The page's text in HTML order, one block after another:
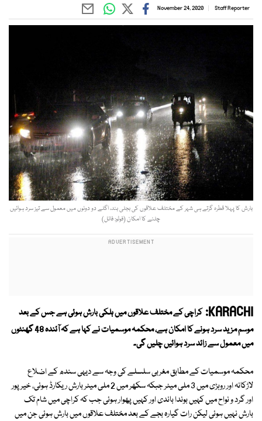
Staff Reporter
November 24, 2020
بارش کا پہلا قطرہ گرتے ہی شہر کے مختلف علاقوں کی بجلی بند، اگلے دو دونوں میں معمول سے تیز سرد ہوائیں
چلنے کا امکان (فوٹو: فائل)
KARACHI: کراچی کے مختلف علاقوں میں ہلکی بارش ہوئی ہے جس کے بعد
موسم مزید سرد ہونے کا امکان ہے، محکمہ موسمیات نے کہا ہے کہ آئندہ 48 گھنٹوں
میں معمول سے زائد سرد ہوائیں چلیں گی۔
محکمہ موسمیات کے مطابق مغربی سلسلے کی وجہ سے دیہی سندھ کے اضلاع
لاڑکانہ اور روہڑی میں 3 ملی میٹر جبکہ سکھر میں 2 ملی میٹر بارش ریکارڈ ہوئی، خیرپور
اور گرد و نواح میں کہیں بوندا باندی اور کہیں پھوار ہوئی جب کہ کراچی میں شام تک
بارش نہیں ہوئی لیکن رات گیارہ بجے کے بعد مختلف علاقوں میں بارش ہوئی جن میں